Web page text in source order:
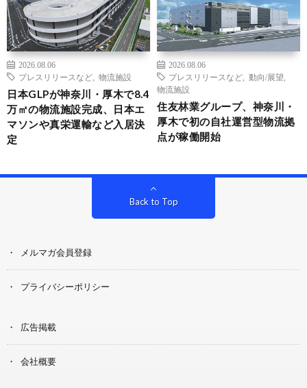
2026.08.06
プレスリリースなど
物流施設
日本GLPが神奈川・厚木で8.4
万㎡の物流施設完成、日本エ
マソンや真栄運輸など入居決
定
2026.08.06
プレスリリースなど
動向/展望
物流施設
住友林業グループ、神奈川・
厚木で初の自社運営型物流拠
点が稼働開始
Back to Top
メルマガ会員登録
プライバシーポリシー
広告掲載
会社概要